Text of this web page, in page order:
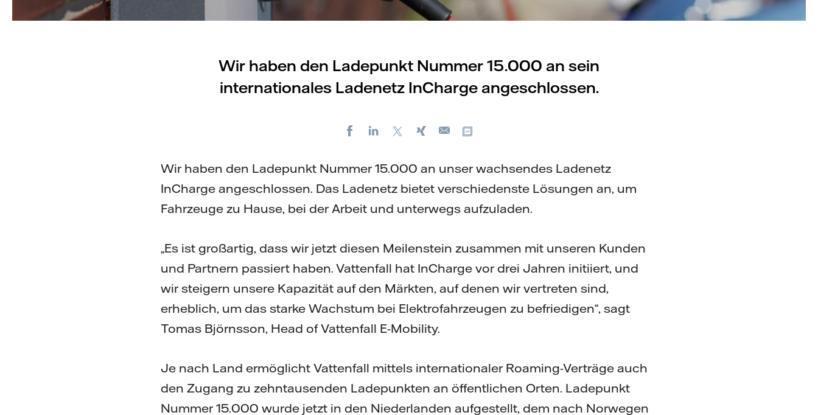
Wir haben den Ladepunkt Nummer 15.000 an sein
internationales Ladenetz InCharge angeschlossen.
FacebookLinkedIn Xing
E-
Wir haben den Ladepunkt Nummer 15.000 an unser wachsendes Ladenetz
InCharge angeschlossen. Das Ladenetz bietet verschiedenste Lösungen an, um
Fahrzeuge zu Hause, bei der Arbeit und unterwegs aufzuladen.
„Es ist großartig, dass wir jetzt diesen Meilenstein zusammen mit unseren Kunden
und Partnern passiert haben. Vattenfall hat InCharge vor drei Jahren initiiert, und
wir steigern unsere Kapazität auf den Märkten, auf denen wir vertreten sind,
erheblich, um das starke Wachstum bei Elektrofahrzeugen zu befriedigen“, sagt
Tomas Björnsson, Head of Vattenfall E-Mobility.
Je nach Land ermöglicht Vattenfall mittels internationaler Roaming-Verträge auch
den Zugang zu zehntausenden Ladepunkten an öffentlichen Orten. Ladepunkt
Nummer 15.000 wurde jetzt in den Niederlanden aufgestellt, dem nach Norwegen